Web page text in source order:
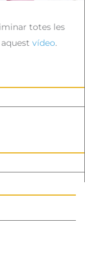
totes les
vídeo.